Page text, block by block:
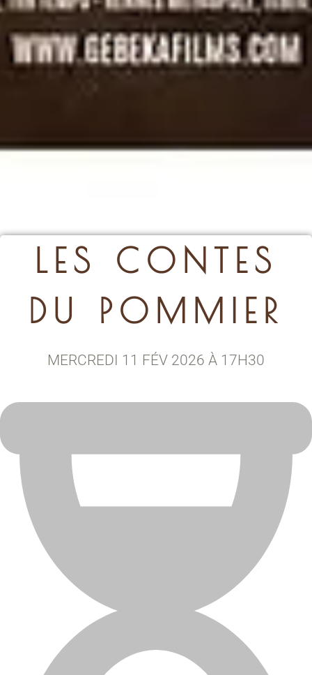
LES CONTES
DU POMMIER
MERCREDI 11 FÉV 2026 À 17H30